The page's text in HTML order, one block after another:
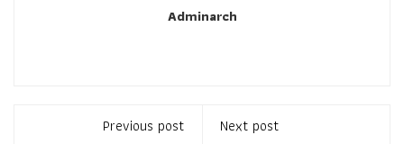
Certifications CSTE Certification Braindumps
Certification Braindumps and asked Which one is CSTE
Adminarch
Previous post Next post